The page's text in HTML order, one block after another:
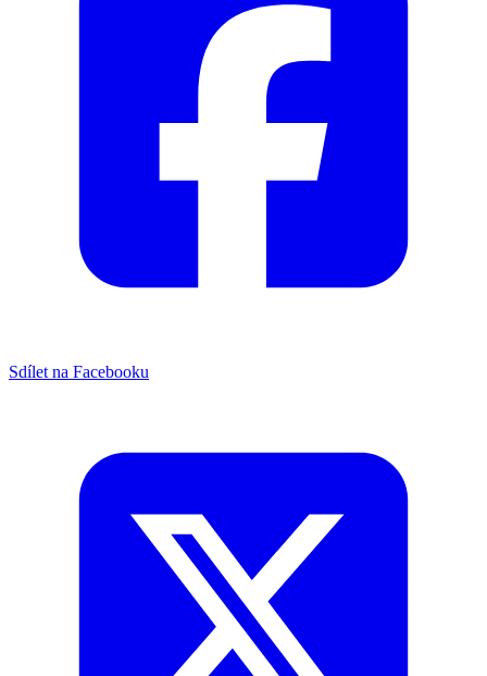
Sdílet na Facebooku